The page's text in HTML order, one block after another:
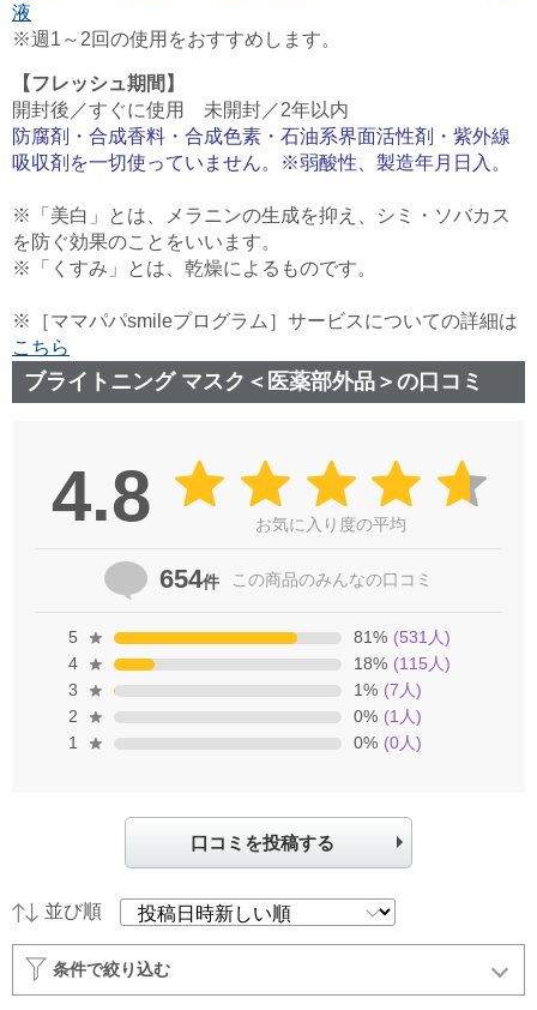
液
※週1～2回の使用をおすすめします。
【フレッシュ期間】
開封後／すぐに使用 未開封／2年以内
防腐剤・合成香料・合成色素・石油系界面活性剤・紫外線
吸収剤を一切使っていません。※弱酸性、製造年月日入。
※「美白」とは、メラニンの生成を抑え、シミ・ソバカス
を防ぐ効果のことをいいます。
※「くすみ」とは、乾燥によるものです。
※［ママパパsmileプログラム］サービスについての詳細は
こちら
ブライトニング マスク＜医薬部外品＞の口コミ
4.8 お気に入り度の平均
654件 この商品のみんなの口コミ
5 81% (531人)
4
18% (115人)
3
1% (7人)
2
0% (1人)
1
0% (0人)
口コミを投稿する
並び順
条件で絞り込む